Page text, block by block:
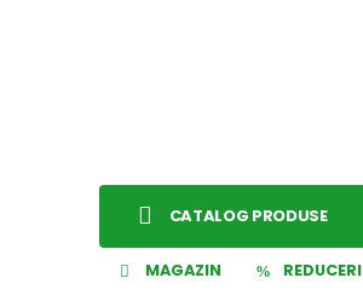
CATALOG PRODUSE
MAGAZIN REDUCERI